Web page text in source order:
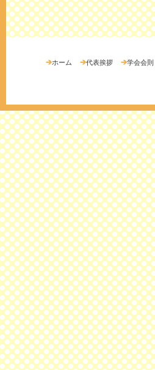
ホーム 代表挨拶 学会会則